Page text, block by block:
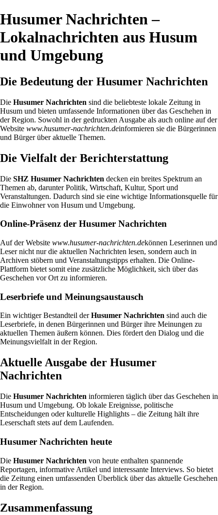
Husumer Nachrichten –
Lokalnachrichten aus Husum
und Umgebung
Die Bedeutung der Husumer Nachrichten
Die Husumer Nachrichten sind die beliebteste lokale Zeitung in
Husum und bieten umfassende Informationen über das Geschehen in
der Region. Sowohl in der gedruckten Ausgabe als auch online auf der
Website www.husumer-nachrichten.deinformieren sie die Bürgerinnen
und Bürger über aktuelle Themen.
Die Vielfalt der Berichterstattung
Die SHZ Husumer Nachrichten decken ein breites Spektrum an
Themen ab, darunter Politik, Wirtschaft, Kultur, Sport und
Veranstaltungen. Dadurch sind sie eine wichtige Informationsquelle für
die Einwohner von Husum und Umgebung.
Online-Präsenz der Husumer Nachrichten
Auf der Website www.husumer-nachrichten.dekönnen Leserinnen und
Leser nicht nur die aktuellen Nachrichten lesen, sondern auch in
Archiven stöbern und Veranstaltungstipps erhalten. Die Online-
Plattform bietet somit eine zusätzliche Möglichkeit, sich über das
Geschehen vor Ort zu informieren.
Leserbriefe und Meinungsaustausch
Ein wichtiger Bestandteil derHusumer Nachrichten sind auch die
Leserbriefe, in denen Bürgerinnen und Bürger ihre Meinungen zu
aktuellen Themen äußern können. Dies fördert den Dialog und die
Meinungsvielfalt in der Region.
Aktuelle Ausgabe der Husumer
Nachrichten
Die Husumer Nachrichten informieren täglich über das Geschehen in
Husum und Umgebung. Ob lokale Ereignisse, politische
Entscheidungen oder kulturelle Highlights – die Zeitung hält ihre
Leserschaft stets auf dem Laufenden.
Husumer Nachrichten heute
Die Husumer Nachrichten von heute enthalten spannende
Reportagen, informative Artikel und interessante Interviews. So bietet
die Zeitung einen umfassenden Überblick über das aktuelle Geschehen
in der Region.
Zusammenfassung